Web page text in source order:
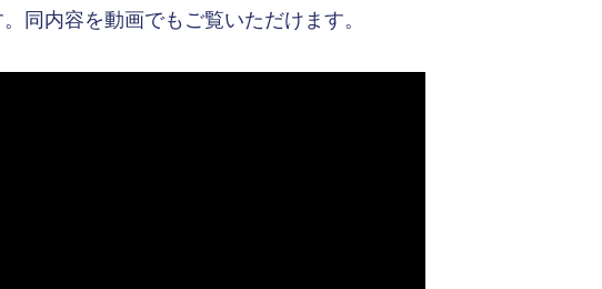
同内容を動画でもご覧いただけます。